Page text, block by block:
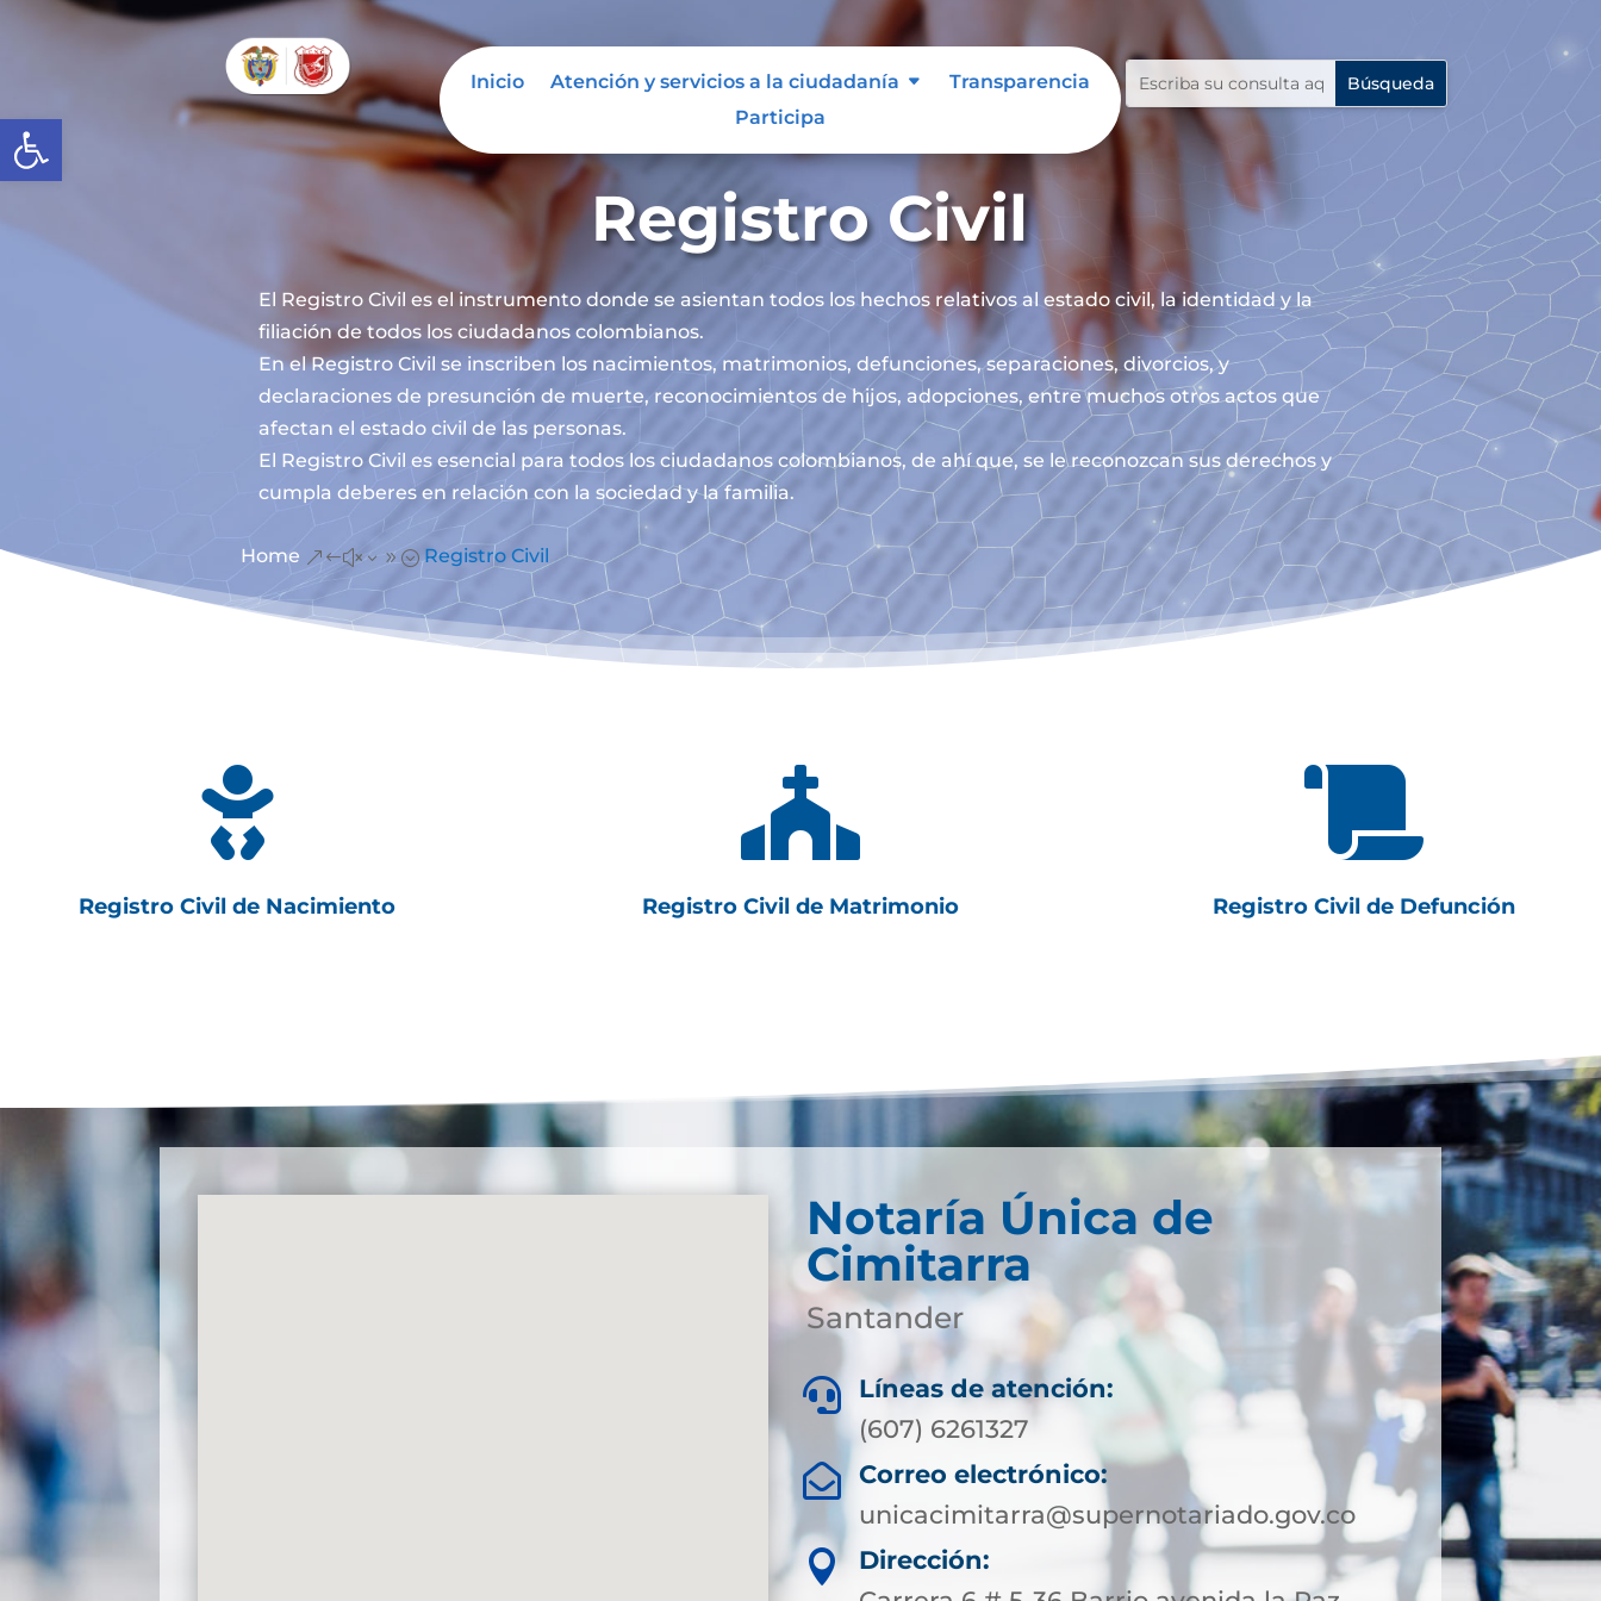
Abrir barra de herramientas
Inicio Atención y servicios a la ciudadanía
Transparencia
Participa
Registro Civil
El Registro Civil es el instrumento donde se asientan todos los hechos relativos al estado civil, la identidad y la
filiación de todos los ciudadanos colombianos.
En el Registro Civil se inscriben los nacimientos, matrimonios, defunciones, separaciones, divorcios, y
declaraciones de presunción de muerte, reconocimientos de hijos, adopciones, entre muchos otros actos que
afectan el estado civil de las personas.
El Registro Civil es esencial para todos los ciudadanos colombianos, de ahí que, se le reconozcan sus derechos y
cumpla deberes en relación con la sociedad y la familia.
Home &#x39; Registro Civil

Registro Civil de Nacimiento

Registro Civil de Matrimonio

Registro Civil de Defunción
Notaría Única de
Cimitarra
Santander

Líneas de atención:
(607) 6261327

Correo electrónico:
unicacimitarra@supernotariado.gov.co

Dirección: